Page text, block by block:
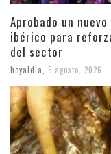
Aprobado un
ibérico para
del sector
hoyaldia 5 agosto, 2026